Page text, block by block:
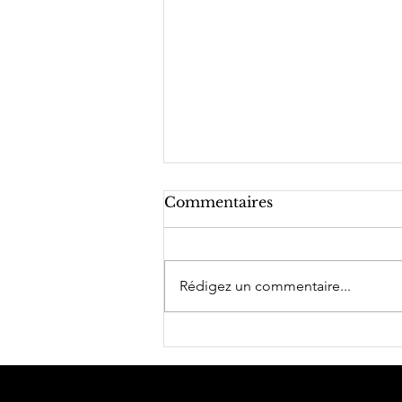
Commentaires
Rédigez un commentaire...